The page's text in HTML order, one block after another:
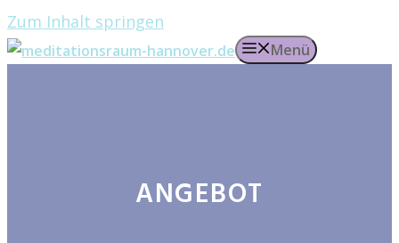
Zum Inhalt springen
Menü
ANGEBOT